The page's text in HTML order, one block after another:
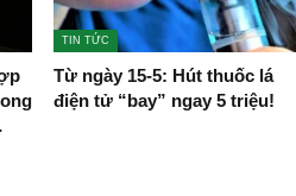
TIN TỨC
Từ ngày 15-5: Hút thuốc lá
điện tử “bay” ngay 5 triệu!